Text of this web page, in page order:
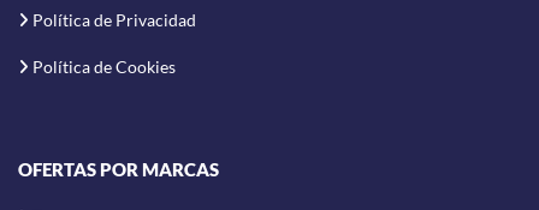
Política de Privacidad
Política de Cookies
OFERTAS POR MARCAS